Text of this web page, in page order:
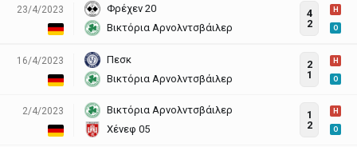
23/4/2023
Φρέχεν 20
Βικτόρια Αρνολντσβάιλερ
4
2
H
O
16/4/2023
Πεσκ
Βικτόρια Αρνολντσβάιλερ
2
1
H
O
2/4/2023
Βικτόρια Αρνολντσβάιλερ
Χένεφ 05
1
2
H
O